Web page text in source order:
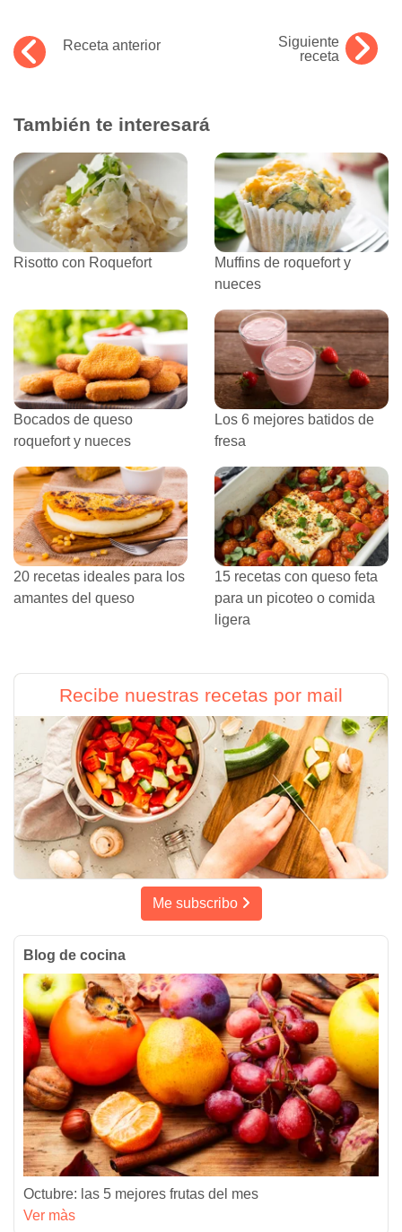
Receta anterior
Siguiente
receta
También te interesará
Risotto con Roquefort
Muffins de roquefort y
nueces
Bocados de queso
roquefort y nueces
Los 6 mejores batidos de
fresa
20 recetas ideales para los
amantes del queso
15 recetas con queso feta
para un picoteo o comida
ligera
Recibe nuestras recetas por mail
Me subscribo
Blog de cocina
Octubre: las 5 mejores frutas del mes
Ver màs